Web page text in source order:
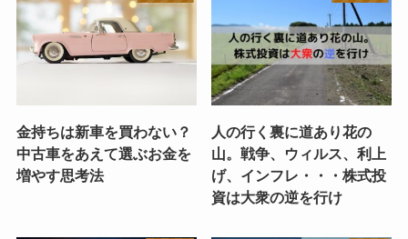
金持ちは新車を買わない？
中古車をあえて選ぶお金を
増やす思考法
人の行く裏に道あり花の
山。戦争、ウィルス、利上
げ、インフレ・・・株式投
資は大衆の逆を行け